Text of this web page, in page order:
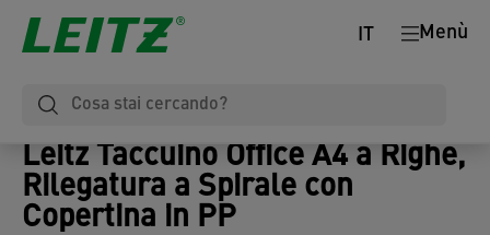
Menù
IT
Leitz Taccuino Office A4 a Righe,
Rilegatura a Spirale con
Copertina in PP